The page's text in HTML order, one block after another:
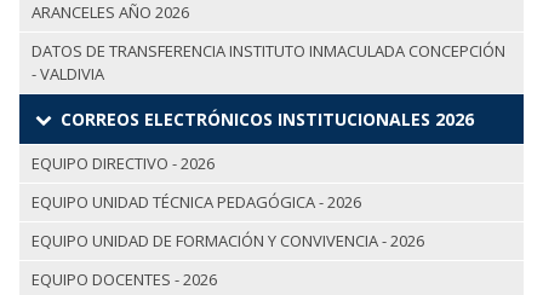
ARANCELES AÑO 2026
DATOS DE TRANSFERENCIA INSTITUTO INMACULADA CONCEPCIÓN
- VALDIVIA
CORREOS ELECTRÓNICOS INSTITUCIONALES 2026
EQUIPO DIRECTIVO - 2026
EQUIPO UNIDAD TÉCNICA PEDAGÓGICA - 2026
EQUIPO UNIDAD DE FORMACIÓN Y CONVIVENCIA - 2026
EQUIPO DOCENTES - 2026